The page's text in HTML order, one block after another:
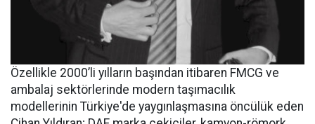
Özellikle 2000’li yılların başından itibaren FMCG ve
ambalaj sektörlerinde modern taşımacılık
modellerinin Türkiye'de yaygınlaşmasına öncülük eden